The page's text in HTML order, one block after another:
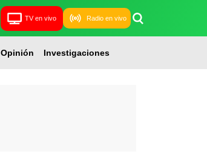
TV en vivo Radio en vivo
Opinión Investigaciones